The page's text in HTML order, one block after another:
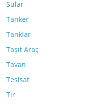
Sular
Tanker
Tanklar
Taşıt Araç
Tavan
Tesisat
Tır